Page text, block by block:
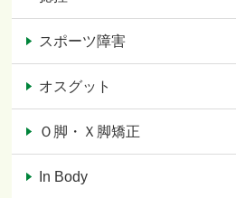
スポーツ障害
オスグット
Ｏ脚・Ｘ脚矯正
In Body